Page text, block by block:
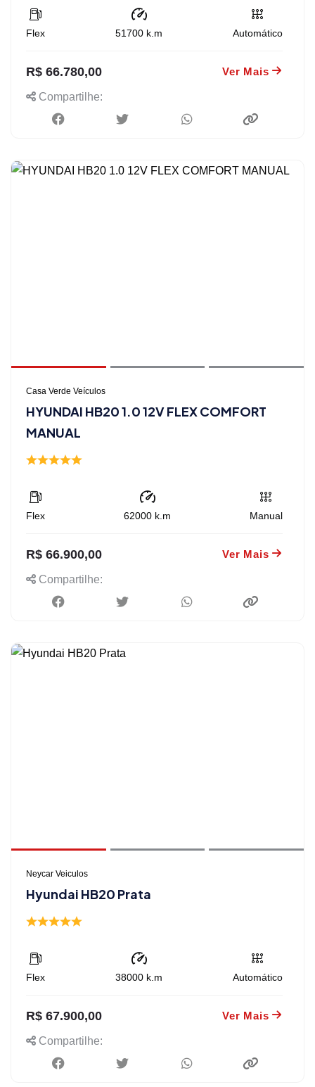
Flex 51700 k.m Automático
R$ 66.780,00 Ver Mais
Compartilhe:
Casa Verde Veículos
HYUNDAI HB20 1.0 12V FLEX COMFORT
MANUAL
Flex 62000 k.m Manual
R$ 66.900,00 Ver Mais
Compartilhe:
Neycar Veiculos
Hyundai HB20 Prata
Flex 38000 k.m Automático
R$ 67.900,00 Ver Mais
Compartilhe: